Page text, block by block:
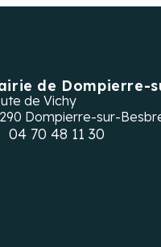
de Dompierre-
de Vichy
Dompierre-sur-
04 70 48 11 30